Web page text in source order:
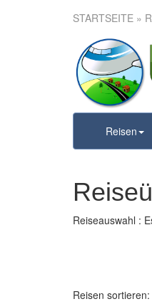
STARTSEITE »
Reisen
Reiseauswahl :
Reisen sortieren: